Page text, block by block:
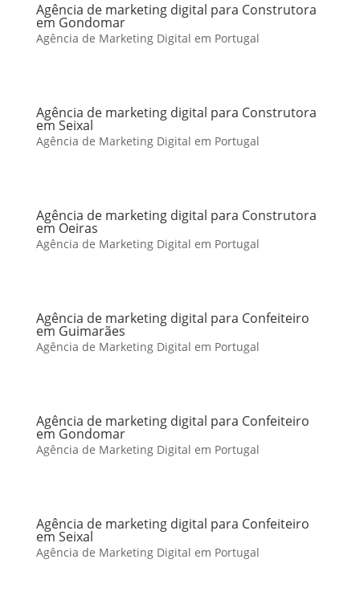
Agência de marketing digital para Construtora
em Gondomar
Agência de Marketing Digital em Portugal
Agência de marketing digital para Construtora
em Seixal
Agência de Marketing Digital em Portugal
Agência de marketing digital para Construtora
em Oeiras
Agência de Marketing Digital em Portugal
Agência de marketing digital para Confeiteiro
em Guimarães
Agência de Marketing Digital em Portugal
Agência de marketing digital para Confeiteiro
em Gondomar
Agência de Marketing Digital em Portugal
Agência de marketing digital para Confeiteiro
em Seixal
Agência de Marketing Digital em Portugal